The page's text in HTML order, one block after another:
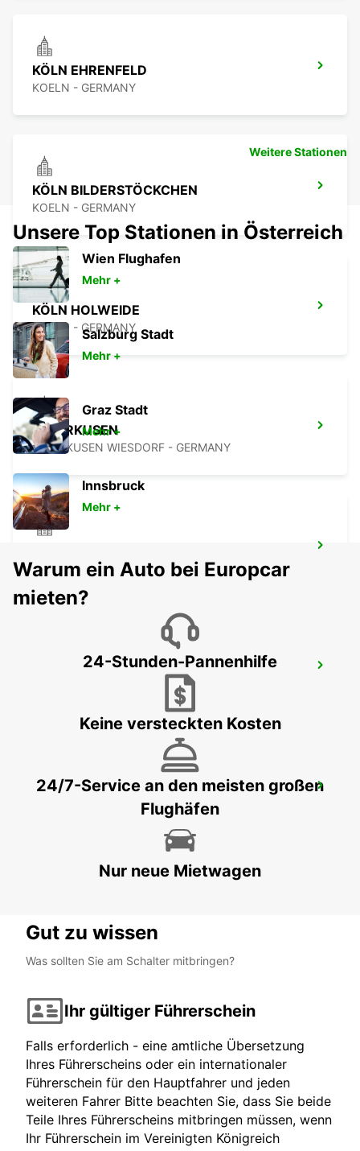
KÖLN EHRENFELD
KOELN - GERMANY
KÖLN BILDERSTÖCKCHEN
KOELN - GERMANY
KÖLN HOLWEIDE
KOELN - GERMANY
LEVERKUSEN
LEVERKUSEN WIESDORF - GERMANY
BERGISCH-GLADBACH - GERMANY
FRECHEN
KÖLN BONN FLUGHAFEN
Weitere Stationen
Unsere Top Stationen in Österreich
Wien Flughafen
Mehr +
Salzburg Stadt
Mehr +
Graz Stadt
Mehr +
Innsbruck
Mehr +
Warum ein Auto bei Europcar
mieten?
24-Stunden-Pannenhilfe
Keine versteckten Kosten
24/7-Service an den meisten großen
Flughäfen
Nur neue Mietwagen
Gut zu wissen
Was sollten Sie am Schalter mitbringen?
Ihr gültiger Führerschein
Falls erforderlich - eine amtliche Übersetzung
Ihres Führerscheins oder ein internationaler
Führerschein für den Hauptfahrer und jeden
weiteren Fahrer Bitte beachten Sie, dass Sie beide
Teile Ihres Führerscheins mitbringen müssen, wenn
Ihr Führerschein im Vereinigten Königreich